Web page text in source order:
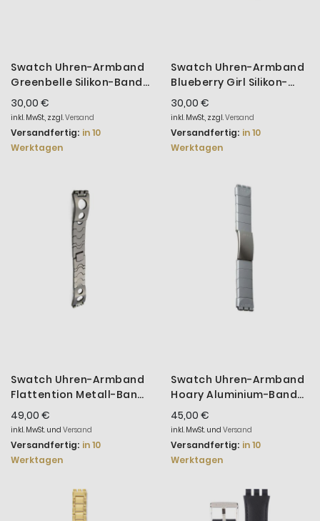
Swatch Uhren-Armband
Greenbelle Silikon-Band
ALG129
30,00 €
inkl. MwSt., zzgl.Versand
Versandfertig: in 10
Werktagen
Swatch Uhren-Armband
Blueberry Girl Silikon-
Band ALN148C
30,00 €
inkl. MwSt., zzgl.Versand
Versandfertig: in 10
Werktagen
Swatch Uhren-Armband
Flattention Metall-Band
SFB106G
49,00 €
inkl. MwSt. und Versand
Versandfertig: in 10
Werktagen
Swatch Uhren-Armband
Hoary Aluminium-Band
AYGS7001AS
45,00 €
inkl. MwSt. und Versand
Versandfertig: in 10
Werktagen